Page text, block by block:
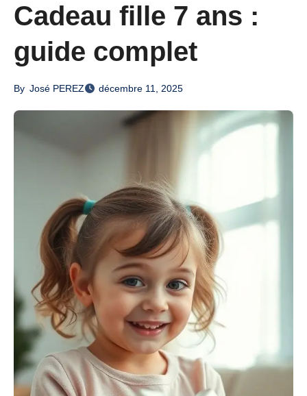
Cadeau fille 7 ans :
guide complet
By José PEREZ décembre 11, 2025